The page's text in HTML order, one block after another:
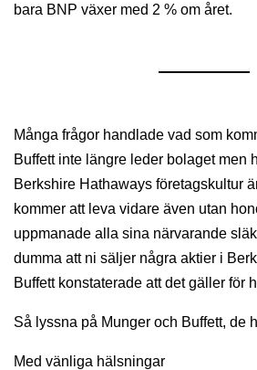
bara BNP växer med 2 % om året.
Många frågor handlade vad som
Buffett inte längre leder bolaget men
Berkshire Hathaways företagskultur
kommer att leva vidare även utan
uppmanade alla sina närvarande
dumma att ni säljer några aktier i
Buffett konstaterade att det gäller för
Så lyssna på Munger och Buffett, de
Med vänliga hälsningar